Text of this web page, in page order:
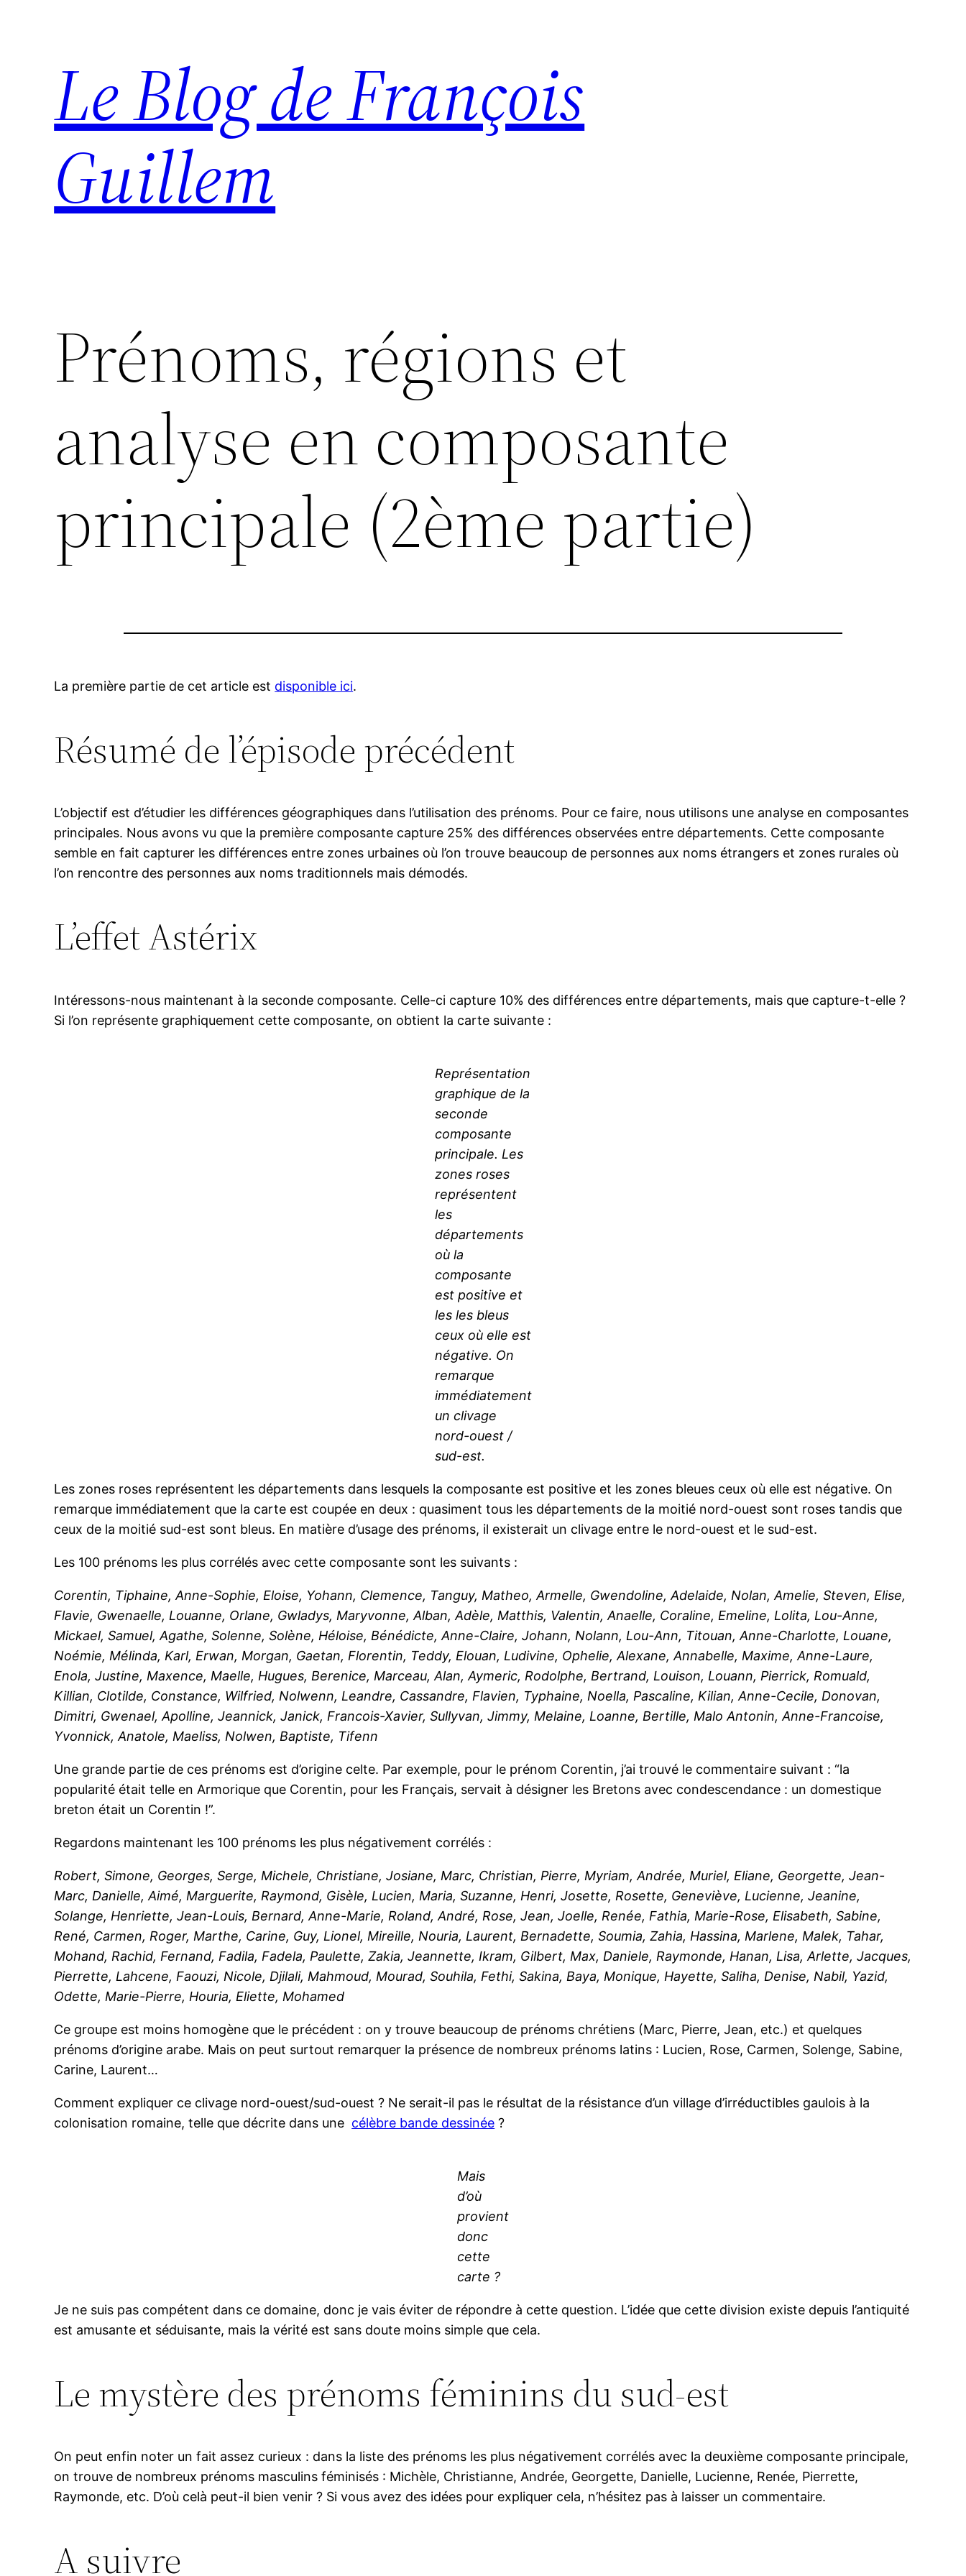
Le Blog de François
Guillem
Prénoms, régions et
analyse en composante
principale (2ème partie)
La première partie de cet article est disponible ici.
Résumé de l’épisode précédent
L’objectif est d’étudier les différences géographiques dans l’utilisation des prénoms. Pour ce faire, nous utilisons une analyse en composantes
principales. Nous avons vu que la première composante capture 25% des différences observées entre départements. Cette composante
semble en fait capturer les différences entre zones urbaines où l’on trouve beaucoup de personnes aux noms étrangers et zones rurales où
l’on rencontre des personnes aux noms traditionnels mais démodés.
L’effet Astérix
Intéressons-nous maintenant à la seconde composante. Celle-ci capture 10% des différences entre départements, mais que capture-t-elle ?
Si l’on représente graphiquement cette composante, on obtient la carte suivante :
Représentation
graphique de la
seconde
composante
principale. Les
zones roses
représentent
les
départements
où la
composante
est positive et
les les bleus
ceux où elle est
négative. On
remarque
immédiatement
un clivage
nord-ouest /
sud-est.
Les zones roses représentent les départements dans lesquels la composante est positive et les zones bleues ceux où elle est négative. On
remarque immédiatement que la carte est coupée en deux : quasiment tous les départements de la moitié nord-ouest sont roses tandis que
ceux de la moitié sud-est sont bleus. En matière d’usage des prénoms, il existerait un clivage entre le nord-ouest et le sud-est.
Les 100 prénoms les plus corrélés avec cette composante sont les suivants :
Corentin, Tiphaine, Anne-Sophie, Eloise, Yohann, Clemence, Tanguy, Matheo, Armelle, Gwendoline, Adelaide, Nolan, Amelie, Steven, Elise,
Flavie, Gwenaelle, Louanne, Orlane, Gwladys, Maryvonne, Alban, Adèle, Matthis, Valentin, Anaelle, Coraline, Emeline, Lolita, Lou-Anne,
Mickael, Samuel, Agathe, Solenne, Solène, Héloise, Bénédicte, Anne-Claire, Johann, Nolann, Lou-Ann, Titouan, Anne-Charlotte, Louane,
Noémie, Mélinda, Karl, Erwan, Morgan, Gaetan, Florentin, Teddy, Elouan, Ludivine, Ophelie, Alexane, Annabelle, Maxime, Anne-Laure,
Enola, Justine, Maxence, Maelle, Hugues, Berenice, Marceau, Alan, Aymeric, Rodolphe, Bertrand, Louison, Louann, Pierrick, Romuald,
Killian, Clotilde, Constance, Wilfried, Nolwenn, Leandre, Cassandre, Flavien, Typhaine, Noella, Pascaline, Kilian, Anne-Cecile, Donovan,
Dimitri, Gwenael, Apolline, Jeannick, Janick, Francois-Xavier, Sullyvan, Jimmy, Melaine, Loanne, Bertille, Malo Antonin, Anne-Francoise,
Yvonnick, Anatole, Maeliss, Nolwen, Baptiste, Tifenn
Une grande partie de ces prénoms est d’origine celte. Par exemple, pour le prénom Corentin, j’ai trouvé le commentaire suivant : “la
popularité était telle en Armorique que Corentin, pour les Français, servait à désigner les Bretons avec condescendance : un domestique
breton était un Corentin !”.
Regardons maintenant les 100 prénoms les plus négativement corrélés :
Robert, Simone, Georges, Serge, Michele, Christiane, Josiane, Marc, Christian, Pierre, Myriam, Andrée, Muriel, Eliane, Georgette, Jean-
Marc, Danielle, Aimé, Marguerite, Raymond, Gisèle, Lucien, Maria, Suzanne, Henri, Josette, Rosette, Geneviève, Lucienne, Jeanine,
Solange, Henriette, Jean-Louis, Bernard, Anne-Marie, Roland, André, Rose, Jean, Joelle, Renée, Fathia, Marie-Rose, Elisabeth, Sabine,
René, Carmen, Roger, Marthe, Carine, Guy, Lionel, Mireille, Nouria, Laurent, Bernadette, Soumia, Zahia, Hassina, Marlene, Malek, Tahar,
Mohand, Rachid, Fernand, Fadila, Fadela, Paulette, Zakia, Jeannette, Ikram, Gilbert, Max, Daniele, Raymonde, Hanan, Lisa, Arlette, Jacques,
Pierrette, Lahcene, Faouzi, Nicole, Djilali, Mahmoud, Mourad, Souhila, Fethi, Sakina, Baya, Monique, Hayette, Saliha, Denise, Nabil, Yazid,
Odette, Marie-Pierre, Houria, Eliette, Mohamed
Ce groupe est moins homogène que le précédent : on y trouve beaucoup de prénoms chrétiens (Marc, Pierre, Jean, etc.) et quelques
prénoms d’origine arabe. Mais on peut surtout remarquer la présence de nombreux prénoms latins : Lucien, Rose, Carmen, Solenge, Sabine,
Carine, Laurent…
Comment expliquer ce clivage nord-ouest/sud-ouest ? Ne serait-il pas le résultat de la résistance d’un village d’irréductibles gaulois à la
colonisation romaine, telle que décrite dans une célèbre bande dessinée ?
Mais
d’où
provient
donc
cette
carte ?
Je ne suis pas compétent dans ce domaine, donc je vais éviter de répondre à cette question. L’idée que cette division existe depuis l’antiquité
est amusante et séduisante, mais la vérité est sans doute moins simple que cela.
Le mystère des prénoms féminins du sud-est
On peut enfin noter un fait assez curieux : dans la liste des prénoms les plus négativement corrélés avec la deuxième composante principale,
on trouve de nombreux prénoms masculins féminisés : Michèle, Christianne, Andrée, Georgette, Danielle, Lucienne, Renée, Pierrette,
Raymonde, etc. D’où celà peut-il bien venir ? Si vous avez des idées pour expliquer cela, n’hésitez pas à laisser un commentaire.
A suivre